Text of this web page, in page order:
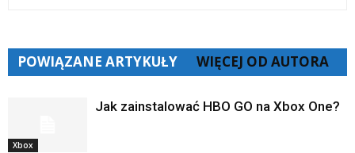
POWIĄZANE ARTYKUŁY WIĘCEJ OD AUTORA
Xbox
Jak zainstalować HBO GO na Xbox One?